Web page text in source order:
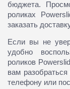
бюджета.
роликах
заказать
Если вы не
удобно
роликов
вам
телефону или